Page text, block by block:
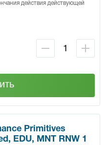
действия действующей
Primitives
EDU, MNT RNW 1